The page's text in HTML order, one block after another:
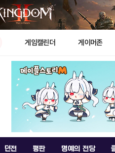
게임캘린더 게이머존
던전 평판 명예의 전당